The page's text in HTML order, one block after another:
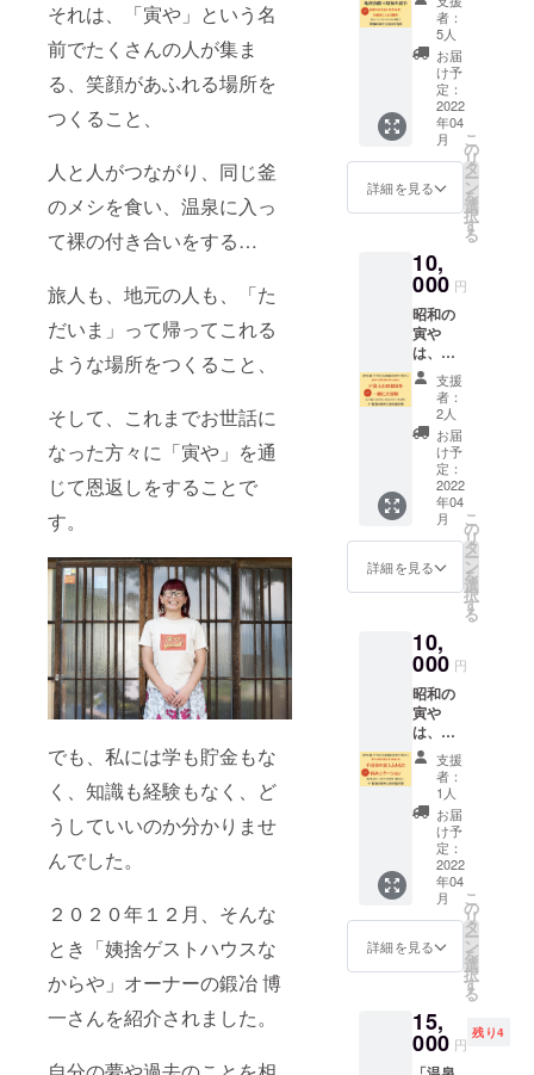
それは、「寅や」という名
前でたくさんの人が集ま
る、笑顔があふれる場所を
つくること、
人と人がつながり、同じ釜
のメシを食い、温泉に入っ
て裸の付き合いをする…
旅人も、地元の人も、「た
だいま」って帰ってこれる
ような場所をつくること、
そして、これまでお世話に
なった方々に「寅や」を通
じて恩返しをすることで
す。
でも、私には学も貯金もな
く、知識も経験もなく、ど
うしていいのか分かりませ
んでした。
２０２０年１２月、そんな
とき「姨捨ゲストハウスな
からや」オーナーの鍛冶 博
一さんを紹介されました。
ご提供
しま
す。 ※
昭和の
寅や
オープ
ン以降
（４月
１７日
予
宿泊時
には随
時ご提
供いた
しま
す。 料
理が苦
手な清
水則子
がつく
る気ま
ぐれお
つまみ
付き＆
清水則
生相談
付きの
や」特
別２泊
宿泊券
（１泊
3,800
円）＆
清水則
子と
いっ
しょに
戸倉上
山田温
泉をお
掃除で
提供い
たしま
の有効
期限は
発行か
さん」
とコラ
ボレー
ショ
ン！
http://ar
itaya.ne
超える
源泉か
設の一
部をお
ただく
と、一
番風呂
に入
れ、さ
らにお
風呂上
がりに
地ビー
ルを１
杯ご提
供いた
しま
す。 ※
ン以降
（４月
１７日
予
定）、
支援者
の方が
宿泊時
に随時
ご提供
いたし
ます。
★お風
呂掃除
の時
利用時
の当日
ます。
★お掃
除時
田温泉
の目と
鼻の先
にあり
ます。
そし
て、こ
の温泉
街を
もっと
元気に
ていま
す。 そ
こで、
近所に
ある
「亀清
旅館さ
ん」と
コラボ
レー
ショ
ン！
https://
chikum
kanko.c
om/lodg
ing/kam
美肌の
湯100％
しの温
泉に無
料で入
れ、さ
らに、
米国シ
アトル
生まれ
の若旦
那 タイ
ラーリ
ンチさ
ん特製
のシア
ご提供
いたし
ます。
者：
5人
お届
け予
定：
2022
年04
月
詳細を見る
こ
の
リ
タ
ー
ン
を
選
択
す
る
10,
000 円
昭和の
寅や
は、戸
倉上山
田温泉
の目と
鼻の先
にあり
ます。
そし
て、こ
の温泉
街を
もっと
元気に
ていま
す。
https://
chikum
a-
kanko.c
om/tour
guide/to
guraka
miyam
ada/ そ
こで、
清水則
子が戸
倉上山
田温泉
元の人
でない
支援
者：
2人
お届
け予
定：
2022
年04
月
詳細を見る
こ
の
リ
タ
ー
ン
を
選
択
す
る
10,
000 円
昭和の
寅や
は、戸
倉上山
田温泉
の目と
鼻の先
にあり
ます。
そし
て、こ
の温泉
街を
もっと
元気に
ていま
す。
https://
支援
者：
1人
お届
け予
定：
2022
年04
月
詳細を見る
こ
の
リ
タ
ー
ン
を
選
択
す
る
15,
000 円
残り4